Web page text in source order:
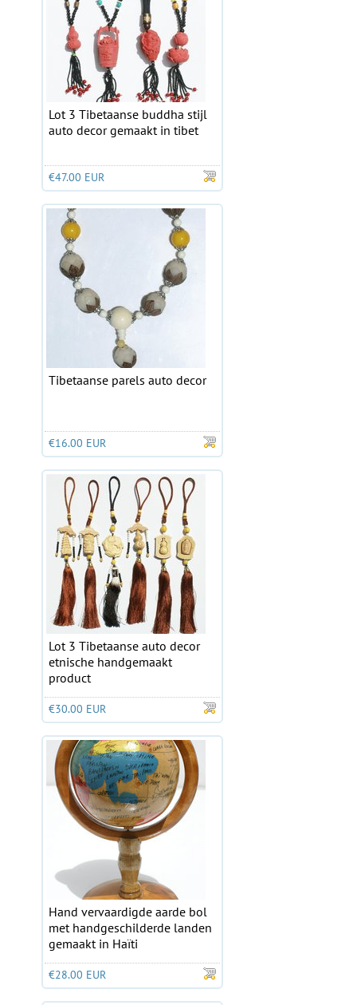
Lot 3 Tibetaanse buddha stijl
auto decor gemaakt in tibet
€47.00 EUR
Tibetaanse parels auto decor
€16.00 EUR
Lot 3 Tibetaanse auto decor
etnische handgemaakt
product
€30.00 EUR
Hand vervaardigde aarde bol
met handgeschilderde landen
gemaakt in Haïti
€28.00 EUR